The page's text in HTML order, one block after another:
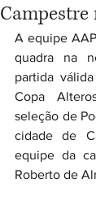
Campestre
A equipe
quadra na
partida
Copa
seleção de
cidade de
equipe da
Roberto de